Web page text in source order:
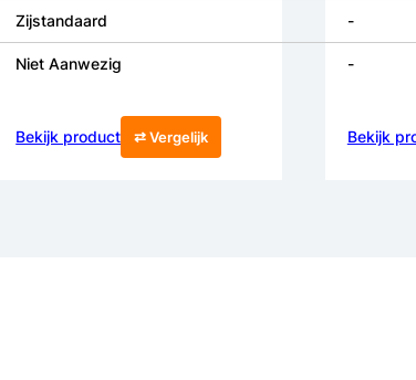
Zijstandaard
Niet Aanwezig
Bekijk product ⇄ Vergelijk
-
-
Bekijk